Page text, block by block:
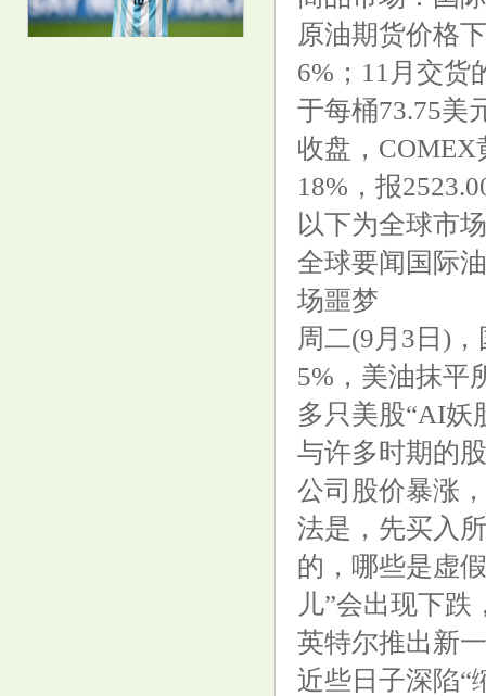
原油期货价格
6%；11月交货
于每桶73.75美
收盘，
18%，报
以下为全球市
全球要闻国际
场噩梦
周二(9月3日)
5%，美油抹平
多只美股“AI妖
与许多时期的
公司股价暴涨
法是，先买入
的，哪些是虚
儿”会出现下跌
英特尔推出新
近些日子深陷“